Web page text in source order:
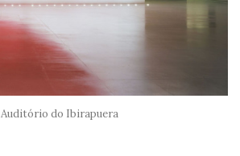
Auditório do Ibirapuera